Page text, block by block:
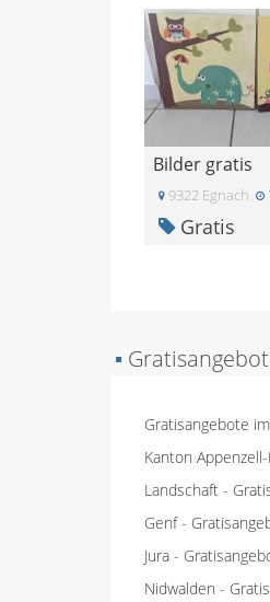
Bilder gratis
9322 Egnach
Gratis
▪
Gratisangebote
Kanton
Landschaft -
Genf-
Jura -
Nidwalden -